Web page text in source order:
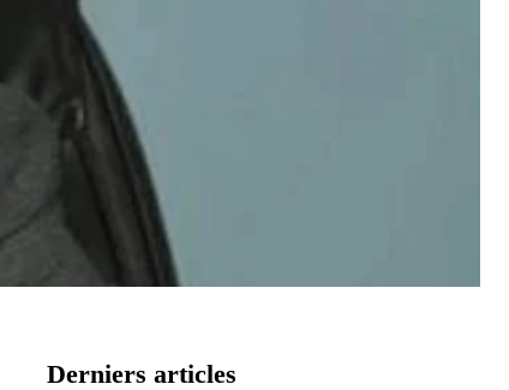
Derniers articles